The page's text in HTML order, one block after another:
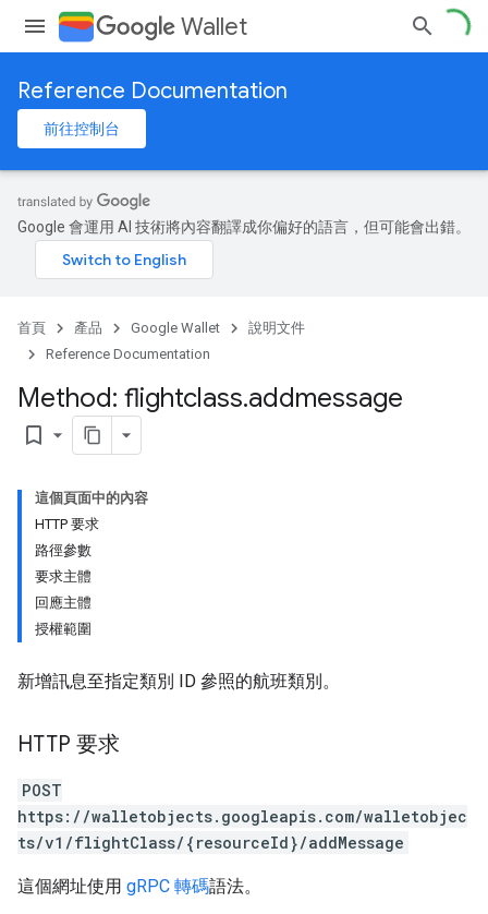
Wallet
Reference Documentation
前往控制台
Google 會運用 AI 技術將內容翻譯成你偏好的語言，但可能會出錯。
首頁 產品 Google Wallet
說明文件
Reference Documentation
Method: flightclass.addmessage
bookmark_border
這個頁面中的內容
HTTP 要求
路徑參數
要求主體
回應主體
授權範圍
新增訊息至指定類別 ID 參照的航班類別。
HTTP 要求
POST
https://walletobjects.googleapis.com/walletobjec
ts/v1/flightClass/{resourceId}/addMessage
這個網址使用 gRPC 轉碼語法。